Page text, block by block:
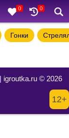
0 0
Гонки
| igroutka.ru © 2026
12+